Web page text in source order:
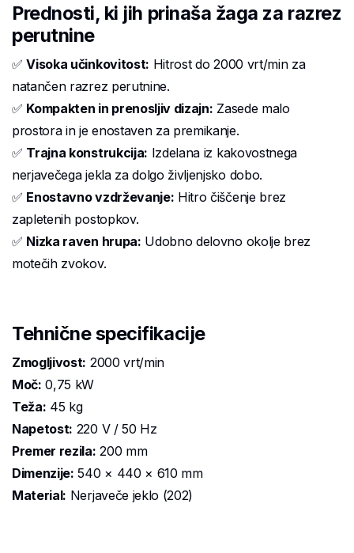
Prednosti, ki jih prinaša žaga za razrez
perutnine
✅Visoka učinkovitost: Hitrost do 2000 vrt/min za
natančen razrez perutnine.
✅ Kompakten in prenosljiv dizajn: Zasede malo
prostora in je enostaven za premikanje.
✅ Trajna konstrukcija: Izdelana iz kakovostnega
nerjavečega jekla za dolgo življenjsko dobo.
✅ Enostavno vzdrževanje: Hitro čiščenje brez
zapletenih postopkov.
✅ Nizka raven hrupa: Udobno delovno okolje brez
motečih zvokov.
Tehnične specifikacije
Zmogljivost: 2000 vrt/min
Moč: 0,75 kW
Teža: 45 kg
Napetost: 220 V / 50 Hz
Premer rezila: 200 mm
Dimenzije: 540 × 440 × 610 mm
Material: Nerjaveče jeklo (202)